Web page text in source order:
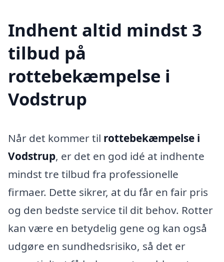
Indhent altid mindst 3
tilbud på
rottebekæmpelse i
Vodstrup
Når det kommer til rottebekæmpelse i
Vodstrup, er det en god idé at indhente
mindst tre tilbud fra professionelle
firmaer. Dette sikrer, at du får en fair pris
og den bedste service til dit behov. Rotter
kan være en betydelig gene og kan også
udgøre en sundhedsrisiko, så det er